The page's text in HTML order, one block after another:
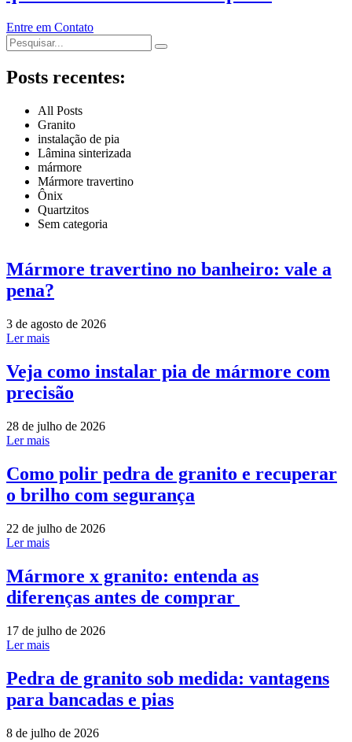
Entre em Contato
Posts recentes:
All Posts
Granito
instalação de pia
Lâmina sinterizada
mármore
Mármore travertino
Ônix
Quartzitos
Sem categoria
Mármore travertino no banheiro: vale a
pena?
3 de agosto de 2026
Ler mais
Veja como instalar pia de mármore com
precisão
28 de julho de 2026
Ler mais
Como polir pedra de granito e recuperar
o brilho com segurança
22 de julho de 2026
Ler mais
Mármore x granito: entenda as
diferenças antes de comprar
17 de julho de 2026
Ler mais
Pedra de granito sob medida: vantagens
para bancadas e pias
8 de julho de 2026